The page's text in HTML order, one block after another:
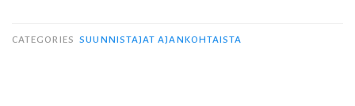
CATEGORIES SUUNNISTAJAT AJANKOHTAISTA